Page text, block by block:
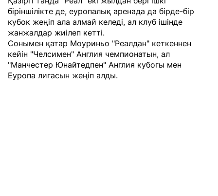
біріншілікте де, еуропалық аренада да бірде-бір
кубок жеңіп ала алмай келеді, ал клуб ішінде
жанжалдар жиілеп кетті.
Сонымен қатар Моуриньо "Реалдан" кеткеннен
кейін "Челсимен" Англия чемпионатын, ал
"Манчестер Юнайтедпен" Англия кубогы мен
Еуропа лигасын жеңіп алды.